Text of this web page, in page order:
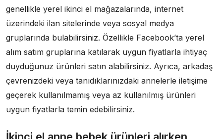
genellikle yerel ikinci el mağazalarında, internet
üzerindeki ilan sitelerinde veya sosyal medya
gruplarında bulabilirsiniz. Özellikle Facebook’ta yerel
alım satım gruplarına katılarak uygun fiyatlarla ihtiyaç
duyduğunuz ürünleri satın alabilirsiniz. Ayrıca, arkadaş
çevrenizdeki veya tanıdıklarınızdaki annelerle iletişime
geçerek kullanılmamış veya az kullanılmış ürünleri
uygun fiyatlarla temin edebilirsiniz.
İkinci el anne bebek ürünleri alırken